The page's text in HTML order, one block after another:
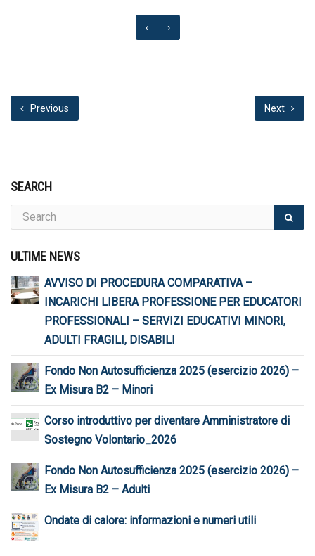
‹ ›
Previous Next
SEARCH
ULTIME NEWS
AVVISO DI PROCEDURA COMPARATIVA –
INCARICHI LIBERA PROFESSIONE PER EDUCATORI
PROFESSIONALI – SERVIZI EDUCATIVI MINORI,
ADULTI FRAGILI, DISABILI
Fondo Non Autosufficienza 2025 (esercizio 2026) –
Ex Misura B2 – Minori
Corso introduttivo per diventare Amministratore di
Sostegno Volontario_2026
Fondo Non Autosufficienza 2025 (esercizio 2026) –
Ex Misura B2 – Adulti
Ondate di calore: informazioni e numeri utili